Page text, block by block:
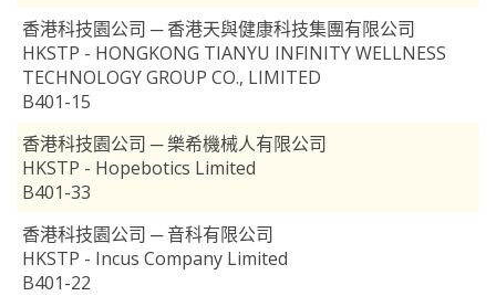
香港科技園公司 ─ 香港天與健康科技集團有限公司
HKSTP - HONGKONG TIANYU INFINITY WELLNESS
TECHNOLOGY GROUP CO., LIMITED
B401-15
香港科技園公司 ─ 樂希機械人有限公司
HKSTP - Hopebotics Limited
B401-33
香港科技園公司 ─ 音科有限公司
HKSTP - Incus Company Limited
B401-22